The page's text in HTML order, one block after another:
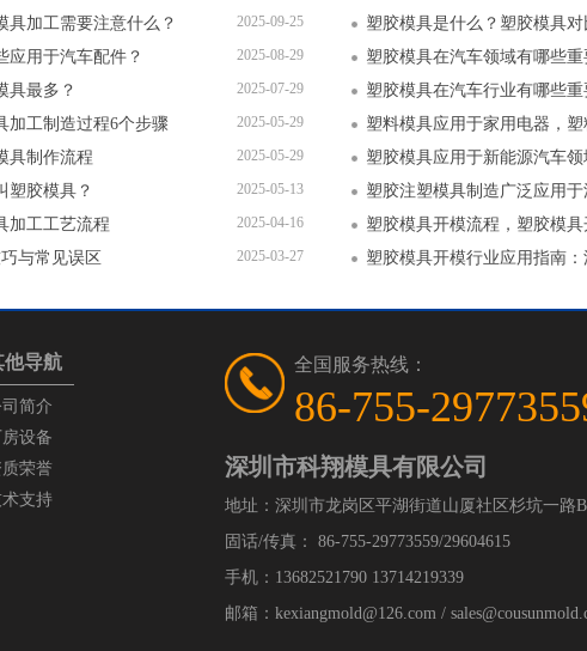
2025-09-25
具加工需要注意什么？ 塑胶模具是什么？塑胶模具
2025-08-29
应用于汽车配件？ 塑胶模具在汽车领域有哪些重
2025-07-29
具最多？ 塑胶模具在汽车行业有哪些重
2025-05-29
加工制造过程6个步骤 塑料模具应用于家用电器，
2025-05-29
具制作流程 塑胶模具应用于新能源汽车
2025-05-13
塑胶模具？ 塑胶注塑模具制造广泛应用
2025-04-16
加工工艺流程 塑胶模具开模流程，塑胶模
2025-03-27
与常见误区
他导航
简介
房设备
质荣誉
支持
全国服务热线：
86-755-
深圳市科翔模具有限公司
地址：深圳市龙岗区平湖街道山厦社区杉坑一路
固话/传真： 86-755-29773559/29604615
手机：13682521790 13714219339
邮箱：kexiangmold@126.com /